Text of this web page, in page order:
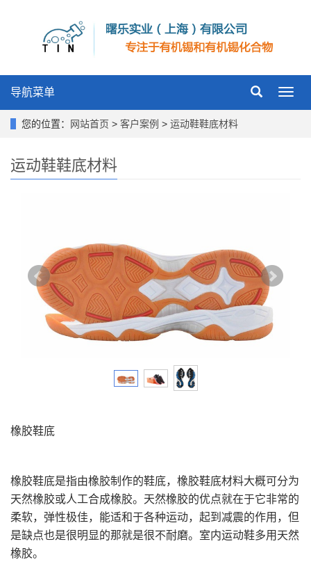
导航菜单
您的位置： 网站首页 > 客户案例 > 运动鞋鞋底材料
运动鞋鞋底材料
橡胶鞋底
橡胶鞋底是指由橡胶制作的鞋底，橡胶鞋底材料大概可分为
天然橡胶或人工合成橡胶。天然橡胶的优点就在于它非常的
柔软，弹性极佳，能适和于各种运动，起到减震的作用，但
是缺点也是很明显的那就是很不耐磨。室内运动鞋多用天然
橡胶。